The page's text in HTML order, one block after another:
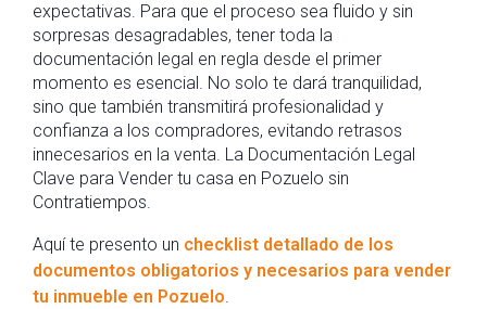
expectativas. Para que el proceso sea fluido y sin
sorpresas desagradables, tener toda la
documentación legal en regla desde el primer
momento es esencial. No solo te dará tranquilidad,
sino que también transmitirá profesionalidad y
confianza a los compradores, evitando retrasos
innecesarios en la venta. La Documentación Legal
Clave para Vender tu casa en Pozuelo sin
Contratiempos.
Aquí te presento un checklist detallado de los
documentos obligatorios y necesarios para vender
tu inmueble en Pozuelo.